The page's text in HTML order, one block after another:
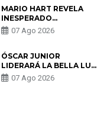
MARIO HART REVELA
INESPERADO
PROBLEMA DE SALUD
ANTES DE SEPARARSE
ENCONTRARON UN
TUMOR”
07 Ago 2026
ÓSCAR JUNIOR
LIDERARÁ LA BELLA LUZ
TRAS SALIDA DE SU
PADRE POR POLÉMICA
07 Ago 2026